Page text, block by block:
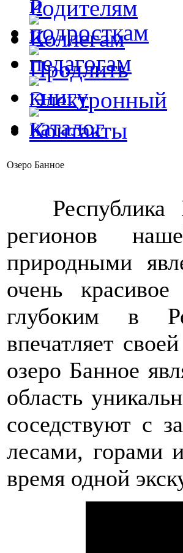
Озеро Банное
регионов
природными
очень
глубоким в
впечатляет
озеро Банное
область
соседствуют с
лесами, горами
время одной